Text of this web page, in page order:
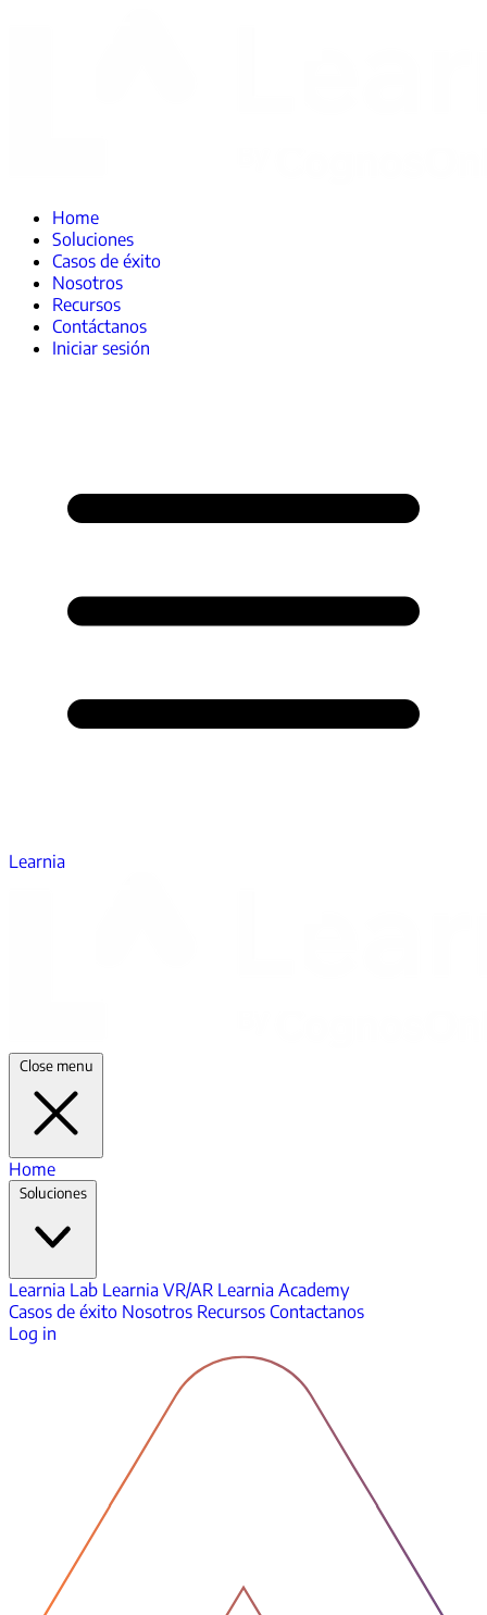
Home
Soluciones
Casos de éxito
Nosotros
Recursos
Contáctanos
Iniciar sesión
Learnia
Close menu
Home
Soluciones
Learnia Lab Learnia VR/AR Learnia Academy
Casos de éxito Nosotros Recursos Contactanos
Log in